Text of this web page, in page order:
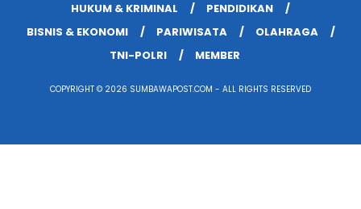
HUKUM & KRIMINAL
PENDIDIKAN
BISNIS & EKONOMI
PARIWISATA
OLAHRAGA
TNI-POLRI
MEMBER
COPYRIGHT © 2026 SUMBAWAPOST.COM - ALL RIGHTS RESERVED